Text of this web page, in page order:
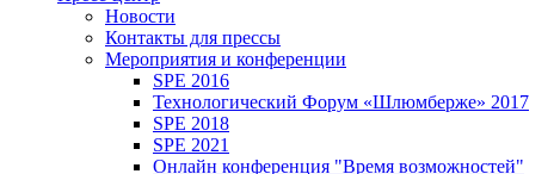
Новости
Контакты для прессы
Мероприятия и конференции
SPE 2016
Технологический Форум «Шлюмберже» 2017
SPE 2018
SPE 2021
Онлайн конференция "Время возможностей"